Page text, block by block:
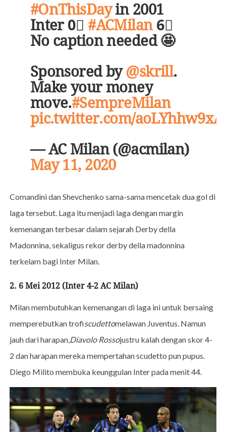
#OnThisDayin 2001
Inter 0⃣ #ACMilan6⃣
No caption needed 🤩
Sponsored by @skrill.
Make your money
move.#SempreMilan
pic.twitter.com/aoLYhhw9xA
— AC Milan (@acmilan)
May 11, 2020
Comandini dan Shevchenko sama-sama mencetak dua gol di
laga tersebut. Laga itu menjadi laga dengan margin
kemenangan terbesar dalam sejarah Derby della
Madonnina, sekaligus rekor derby della madonnina
terkelam bagi Inter Milan.
2. 6 Mei 2012 (Inter 4-2 AC Milan)
Milan membutuhkan kemenangan di laga ini untuk bersaing
memperebutkan trofiscudettomelawan Juventus. Namun
jauh dari harapan,Diavolo Rossojustru kalah dengan skor 4-
2 dan harapan mereka mempertahan scudetto pun pupus.
Diego Milito membuka keunggulan Inter pada menit 44.